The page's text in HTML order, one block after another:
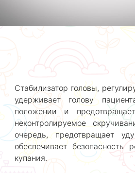
Стабилизатор головы,
удерживает голову
положении и
неконтролируемое
очередь, предотвращает
обеспечивает безопасность
купания.